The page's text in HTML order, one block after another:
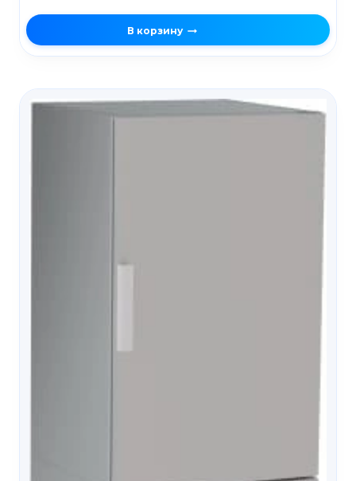
В корзину